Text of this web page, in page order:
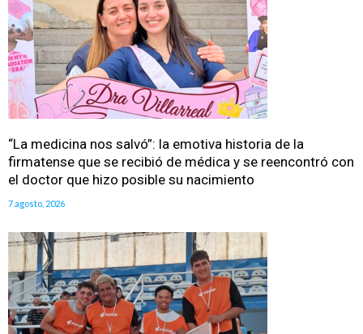
“La medicina nos salvó”: la emotiva historia de la
firmatense que se recibió de médica y se reencontró con
el doctor que hizo posible su nacimiento
7 agosto, 2026